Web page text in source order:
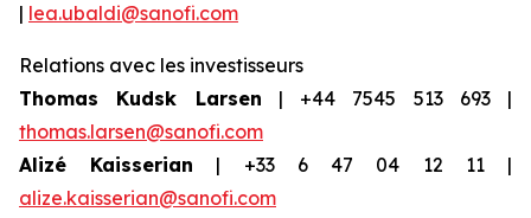
| lea.ubaldi@sanofi.com
Relations avec les investisseurs
Thomas Kudsk Larsen | +44 7545 513 693 |
thomas.larsen@sanofi.com
Alizé Kaisserian | +33 6 47 04 12 11 |
alize.kaisserian@sanofi.com